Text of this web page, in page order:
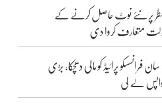
پر نئے نوٹ حاصل کرنے کے
متعارف کروا دی
پرائیڈ کو مالی دھچکا، بڑی
واپس لے لی